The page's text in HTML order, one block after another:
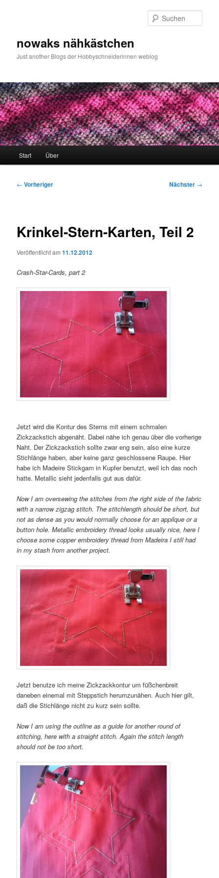
nowaks nähkästchen
Just another Blogs der Hobbyschneiderinnen weblog
Start Über
Beitragsnavigation
← Vorheriger Nächster →
Krinkel-Stern-Karten, Teil 2
Veröffentlicht am11.12.2012
Crash-Star-Cards, part 2
Jetzt wird die Kontur des Sterns mit einem schmalen
Zickzackstich abgenäht. Dabei nähe ich genau über die vorherige
Naht. Der Zickzackstich sollte zwar eng sein, also eine kurze
Stichlänge haben, aber keine ganz geschlossene Raupe. Hier
habe ich Madeire Stickgarn in Kupfer benutzt, weil ich das noch
hatte. Metallic sieht jedenfalls gut aus dafür.
Now I am oversewing the stitches from the right side of the fabric
with a narrow zigzag stitch. The stitchlength should be short, but
not as dense as you would normally choose for an appilque or a
button hole. Metallic embroidery thread looks usually nice, here I
choose some copper embroidery thread from Madeira I still had
in my stash from another project.
Jetzt benutze ich meine Zickzackkontur um füßchenbreit
daneben einemal mit Steppstich herumzunähen. Auch hier gilt,
daß die Stichlänge nicht zu kurz sein sollte.
Now I am using the outline as a guide for another round of
stitching, here with a straight stitch. Again the stitch length
should not be too short.